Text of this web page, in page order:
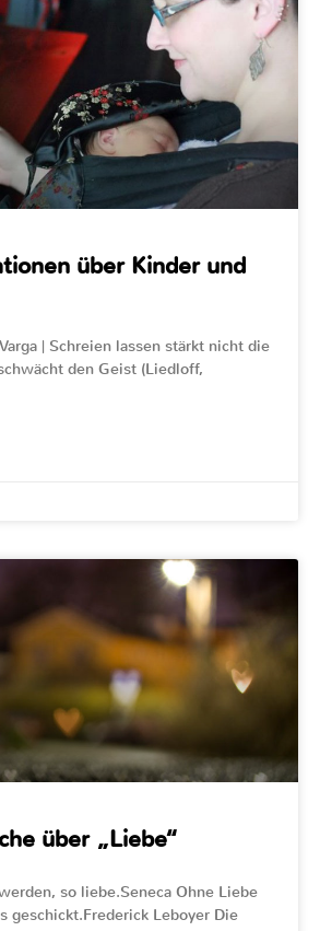
über Kinder und
| Schreien lassen stärkt nicht die
den Geist (Liedloff,
über „Liebe“
so liebe.Seneca Ohne Liebe
geschickt.Frederick Leboyer Die